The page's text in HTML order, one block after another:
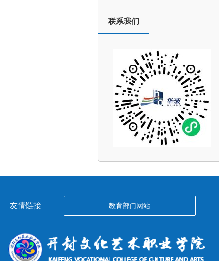
联系我们
友情链接 教育部门网站